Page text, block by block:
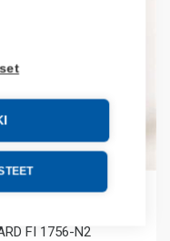
Automation
FI 1756-N2